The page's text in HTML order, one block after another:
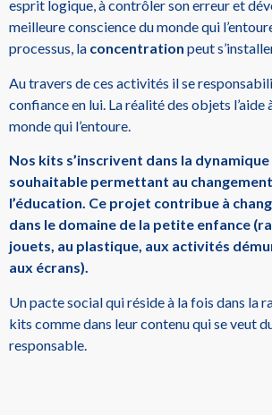
esprit logique, à contrôler son erreur et
meilleure conscience du monde qui
processus, la concentration peut
Au travers de ces activités il se
confiance en lui. La réalité des objets l’aide
monde qui l’entoure.
Nos kits s’inscrivent dans la
souhaitable permettant au
l’éducation. Ce projet contribue à
dans le domaine de la petite enfance
jouets, au plastique, aux activités
aux écrans).
Un pacte social qui réside à la fois dans la
kits comme dans leur contenu qui se veut
responsable.